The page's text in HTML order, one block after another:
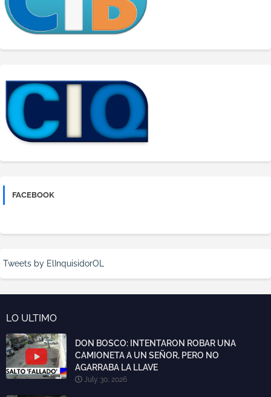
FACEBOOK
Tweets by ElInquisidorOL
LO ULTIMO
DON BOSCO: INTENTARON ROBAR UNA
CAMIONETA A UN SEÑOR, PERO NO
AGARRABA LA LLAVE
July 30, 2026